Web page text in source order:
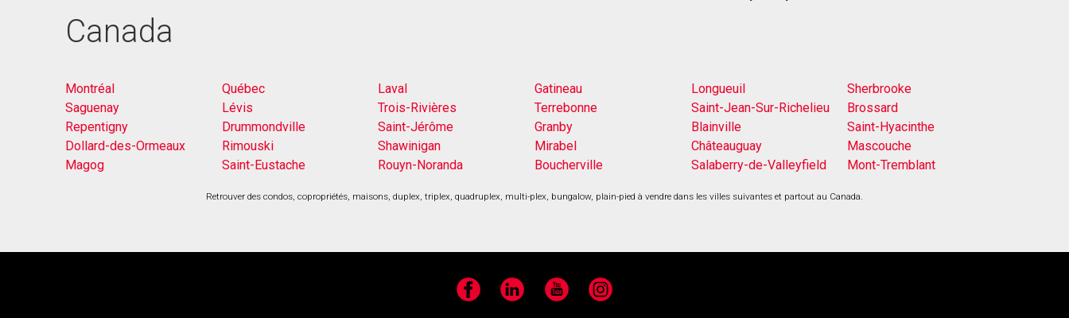
Canada
Montréal Québec Laval Gatineau Longueuil
Sherbrooke
Saguenay
Lévis Trois-Rivières Terrebonne Saint-Jean-Sur-Richelieu
Brossard
Repentigny
Drummondville Saint-Jérôme Granby Blainville
Saint-Hyacinthe
Dollard-des-Ormeaux
Rimouski Shawinigan Mirabel Châteauguay
Mascouche
Magog
Saint-Eustache Rouyn-Noranda Boucherville Salaberry-de-Valleyfield Mont-Tremblant
Retrouver des condos, copropriétés, maisons, duplex, triplex, quadruplex, multi-plex, bungalow, plain-pied à vendre dans les villes suivantes et partout au Canada.
FacebookLinkedIn YouTubeInstagram